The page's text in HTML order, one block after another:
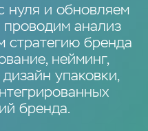
нуля и обновляем
анализ
стратегию бренда
нейминг,
упаковки,
бренда.